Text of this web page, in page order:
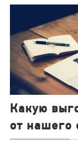
Какую
от нашего